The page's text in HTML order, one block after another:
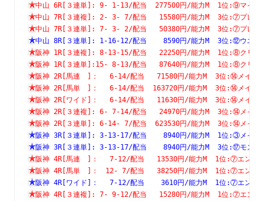
中山 6R[３連単]: 9- 1-13/配当  277500円/能力M
中山 7R[３連複]: 2- 3- 7/配当   15580円/能力M  3位:⑦プレシャ
中山 7R[３連単]: 7- 3- 2/配当   50380円/能力M  3位:⑦プレシャ
中山 8R[３連単]: 1-16-12/配当    8590円/能力M  3
阪神 1R[３連複]: 8-13-15/配当   22250円/能力M  1位
阪神 1R[３連単]:15- 8-13/配当   87640円/能力M  1位
阪神 2R[馬連　]：　 6-14/配当   71580円/能力M  3
阪神 2R[馬単　]：　 6-14/配当  163720円/能力M  3
阪神 2R[ワイド]：　 6-14/配当   11630円/能力M  3
阪神 2R[３連複]: 6- 7-14/配当   24970円/能力M  3
阪神 2R[３連単]: 6-14- 7/配当  623530円/能力M  3
阪神 3R[３連単]: 3-13-17/配当    8940円/能力M  1位
阪神 3R[３連単]: 3-13-17/配当    8940円/能力M
阪神 4R[馬連　]：　 7-12/配当   13530円/能力M
阪神 4R[馬単　]：　12- 7/配当   38250円/能力M
阪神 4R[ワイド]：　 7-12/配当    3610円/能力M
阪神 4R[３連複]: 7- 9-12/配当   15280円/能力M